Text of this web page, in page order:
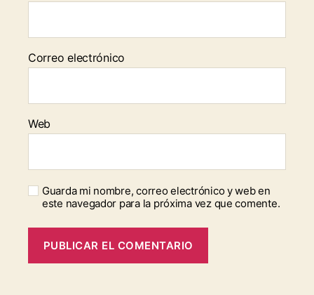
Correo electrónico
Web
Guarda mi nombre, correo electrónico y web en
este navegador para la próxima vez que comente.